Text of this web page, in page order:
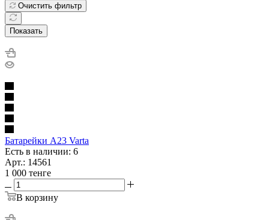
Очистить фильтр
Показать
Батарейки А23 Varta
Есть в наличии: 6
Арт.: 14561
1 000 тенге
В корзину